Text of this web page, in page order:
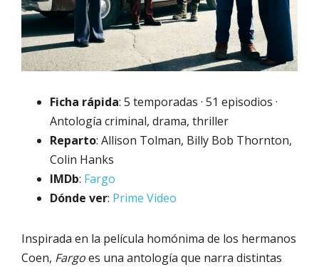
Ficha rápida: 5 temporadas · 51 episodios ·
Antología criminal, drama, thriller
Reparto: Allison Tolman, Billy Bob Thornton,
Colin Hanks
IMDb: Fargo
Dónde ver: Prime Video
Inspirada en la película homónima de los hermanos
Coen, Fargoes una antología que narra distintas